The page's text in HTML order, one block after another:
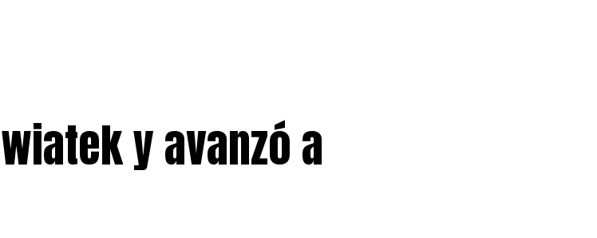
y avanzó a